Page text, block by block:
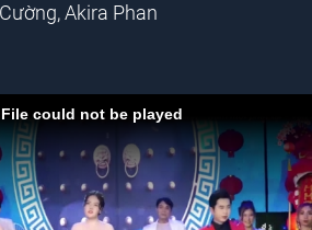
Akira Phan
could not be played